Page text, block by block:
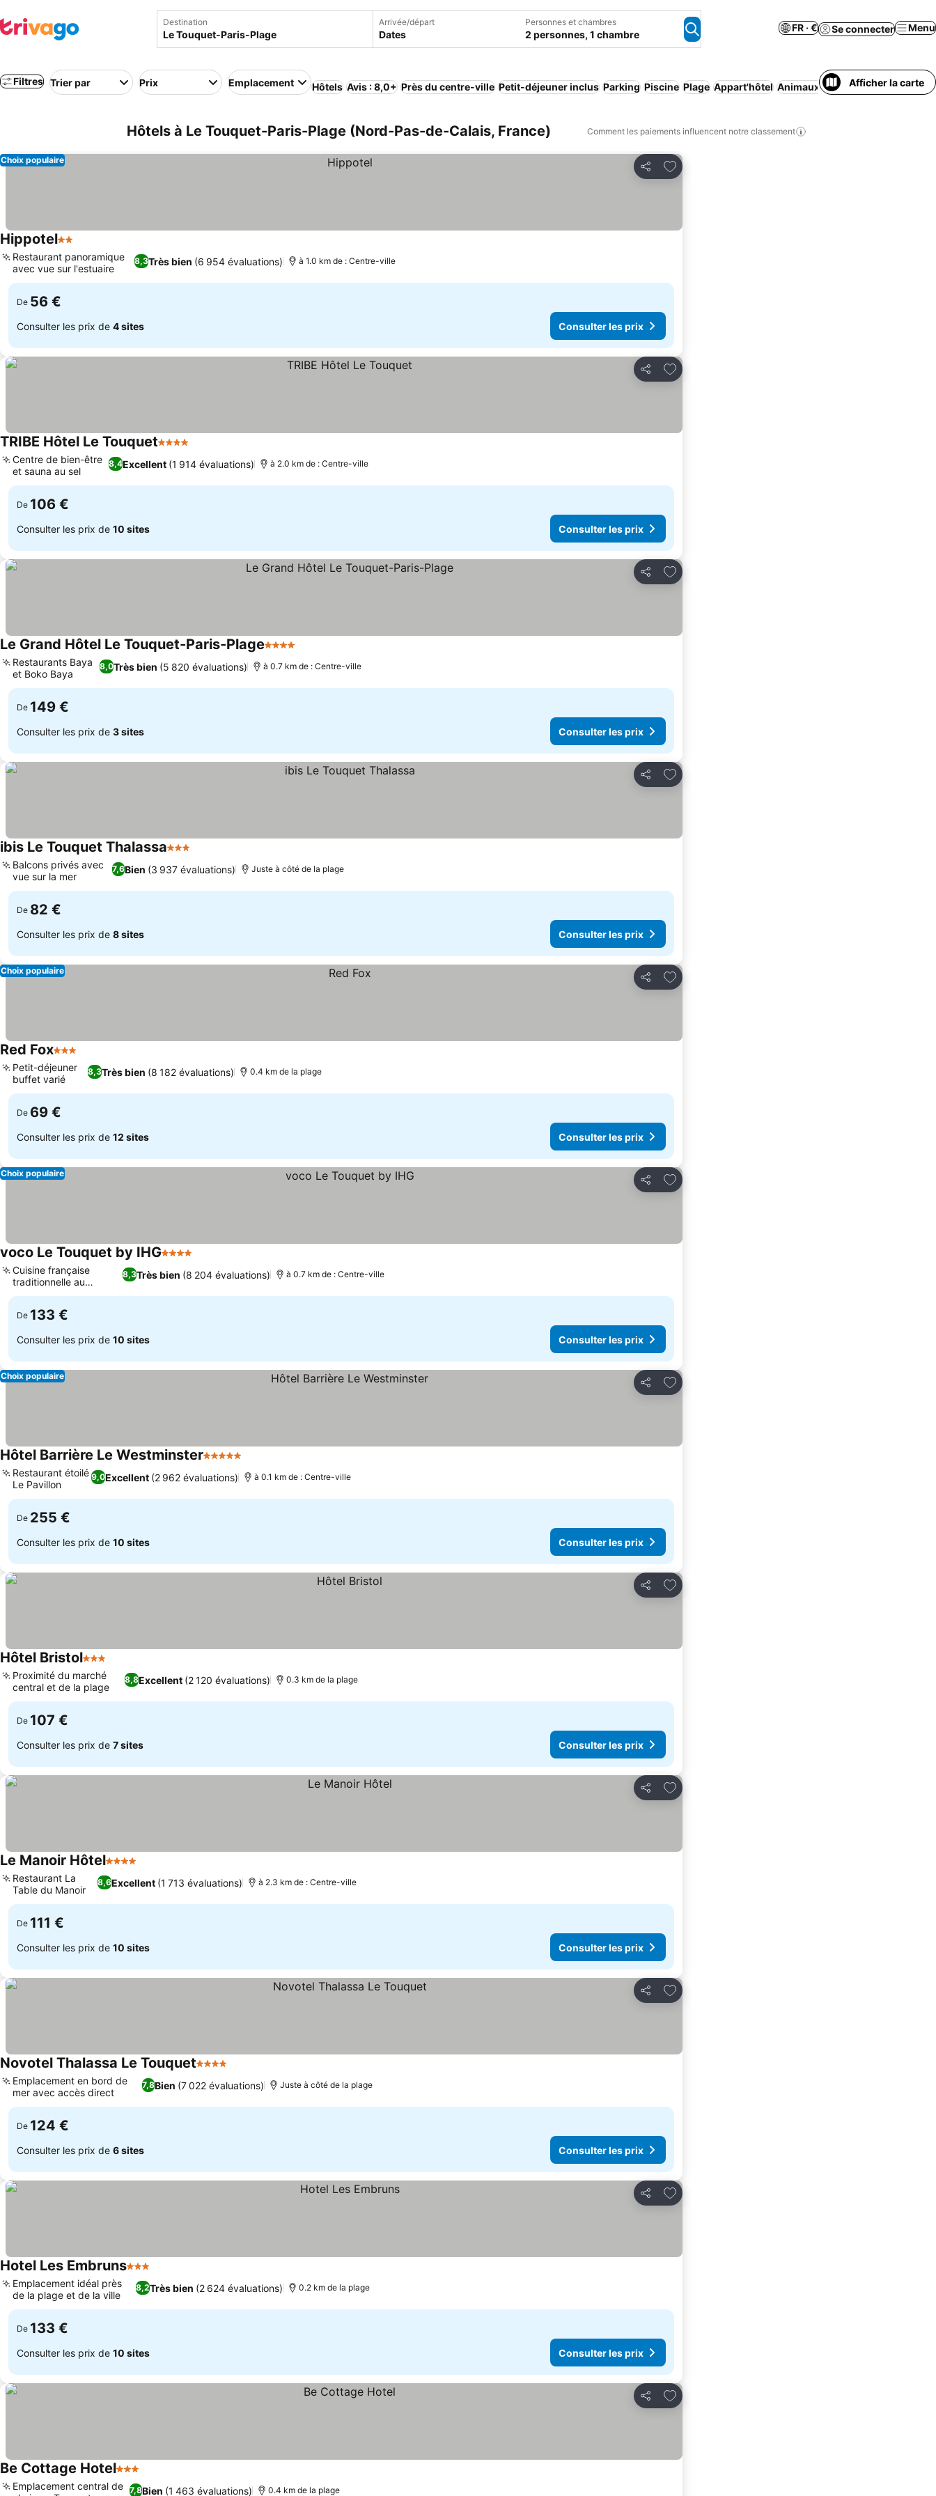
Destination Arrivée/départ
Dates
Personnes et chambres
2 personnes, 1 chambre
FR · € Se connecter Menu
Filtres Trier par Prix Emplacement Hôtels Avis : 8,0+ Près du centre-ville Petit-déjeuner inclus Parking Piscine Plage Appart'hôtel Animaux acceptés Climatisation
Afficher la carte
Hôtels à Le Touquet-Paris-Plage (Nord-Pas-de-Calais, France) Comment les paiements influencent notre classement
Partager
Ajouter à mes favoris
Choix populaire
Hippotel2 Étoiles
8,3Très bien (6 954 évaluations)
Restaurant panoramique
avec vue sur l'estuaire
à 1.0 km de : Centre-ville
De 56 €
Consulter les prix de 4 sites Consulter les prix
Partager
Ajouter à mes favoris
TRIBE Hôtel Le Touquet4 Étoiles
8,4Excellent (1 914 évaluations)
Centre de bien-être
et sauna au sel
à 2.0 km de : Centre-ville
De 106 €
Consulter les prix de 10 sites Consulter les prix
Partager
Ajouter à mes favoris
Le Grand Hôtel Le Touquet-Paris-Plage4 Étoiles
8,0Très bien (5 820 évaluations)
Restaurants Baya
et Boko Baya
à 0.7 km de : Centre-ville
De 149 €
Consulter les prix de 3 sites Consulter les prix
Partager
Ajouter à mes favoris
ibis Le Touquet Thalassa3 Étoiles
7,6Bien (3 937 évaluations)
Balcons privés avec
vue sur la mer
Juste à côté de la plage
De 82 €
Consulter les prix de 8 sites Consulter les prix
Partager
Ajouter à mes favoris
Choix populaire
Red Fox3 Étoiles
8,3Très bien (8 182 évaluations)
Petit-déjeuner
buffet varié
0.4 km de la plage
De 69 €
Consulter les prix de 12 sites Consulter les prix
Partager
Ajouter à mes favoris
Choix populaire
voco Le Touquet by IHG4 Étoiles
8,3Très bien (8 204 évaluations)
Cuisine française
traditionnelle au
Picardy
à 0.7 km de : Centre-ville
De 133 €
Consulter les prix de 10 sites Consulter les prix
Partager
Ajouter à mes favoris
Choix populaire
Hôtel Barrière Le Westminster5 Étoiles
9,0Excellent (2 962 évaluations)
Restaurant étoilé
Le Pavillon
à 0.1 km de : Centre-ville
De 255 €
Consulter les prix de 10 sites Consulter les prix
Partager
Ajouter à mes favoris
Hôtel Bristol3 Étoiles
8,8Excellent (2 120 évaluations)
Proximité du marché
central et de la plage
0.3 km de la plage
De 107 €
Consulter les prix de 7 sites Consulter les prix
Partager
Ajouter à mes favoris
Le Manoir Hôtel4 Étoiles
8,6Excellent (1 713 évaluations)
Restaurant La
Table du Manoir
à 2.3 km de : Centre-ville
De 111 €
Consulter les prix de 10 sites Consulter les prix
Partager
Ajouter à mes favoris
Novotel Thalassa Le Touquet4 Étoiles
7,8Bien (7 022 évaluations)
Emplacement en bord de
mer avec accès direct
Juste à côté de la plage
De 124 €
Consulter les prix de 6 sites Consulter les prix
Partager
Ajouter à mes favoris
Hotel Les Embruns3 Étoiles
8,2Très bien (2 624 évaluations)
Emplacement idéal près
de la plage et de la ville
0.2 km de la plage
De 133 €
Consulter les prix de 10 sites Consulter les prix
Partager
Ajouter à mes favoris
Be Cottage Hotel3 Étoiles
7,8Bien (1 463 évaluations)
Emplacement central de
0.4 km de la plage